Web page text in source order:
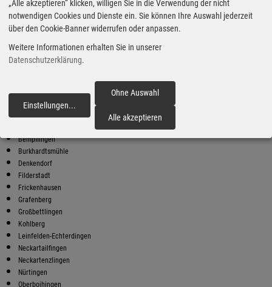
Super E10
BFT
70794 Filderstadt
Super E10 Preise in Aichtal
Preiswerter tanken - finden Sie die günstigsten Benzin und Diesel
Preise in Ihrer Stadt
Bempflingen
Burkhardtsmühle
Denkendorf
Filderstadt
Frickenhausen
Grafenberg
Großbettlingen
Kohlberg
Leinfelden-Echterdingen
Neckartailfingen
Neckartenzlingen
Nürtingen
Oberboihingen
„Alle akzeptieren“ klicken, willigen Sie in die Verwendung der nicht
notwendigen Cookies und Dienste ein. Sie können Ihre Auswahl jederzeit
über den Cookie-Banner widerrufen oder anpassen.
Weitere Informationen erhalten Sie in unserer
Datenschutzerklärung.
Einstellungen...
Ohne Auswahl
Alle akzeptieren